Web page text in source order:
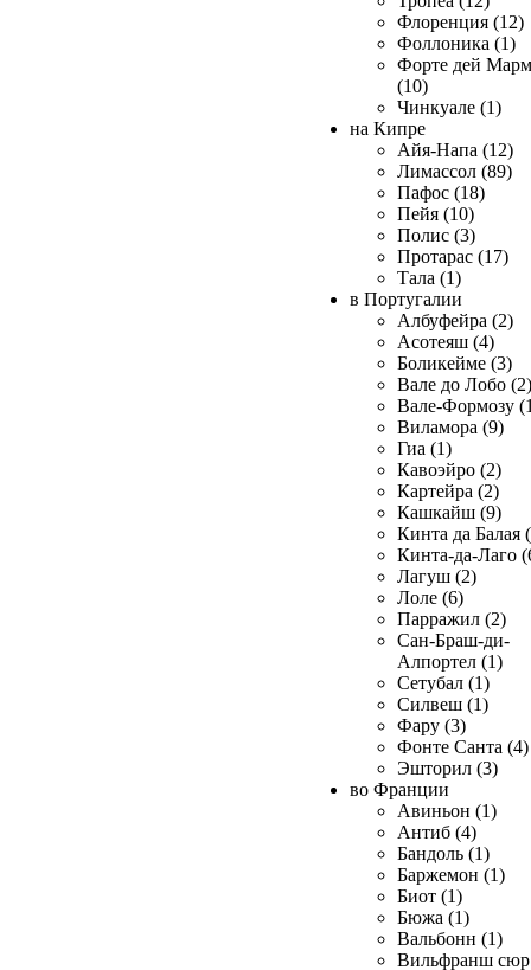
Флоренция (12)
Фоллоника (1)
Форте дей
(10)
Чинкуале (1)
на Кипре
Айя-Напа (12)
Лимассол (89)
Пафос (18)
Пейя (10)
Полис (3)
Протарас (17)
Тала (1)
в Португалии
Албуфейра (2)
Асотеяш (4)
Боликейме (3)
Вале до Лобо (2)
Вале-Формозу
Виламора (9)
Гиа (1)
Кавоэйро (2)
Картейра (2)
Кашкайш (9)
Кинта да Балая
Кинта-да-Лаго
Лагуш (2)
Лоле (6)
Парражил (2)
Сан-Браш-ди-
Алпортел (1)
Сетубал (1)
Силвеш (1)
Фару (3)
Фонте Санта (4)
Эшторил (3)
во Франции
Авиньон (1)
Антиб (4)
Бандоль (1)
Баржемон (1)
Биот (1)
Бюжа (1)
Вальбонн (1)
Вильфранш сюр